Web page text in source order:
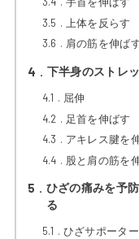
3.5 上体を反らす
3.6 肩の筋を伸ば
4 下半身のストレ
4.1 屈伸
4.2 足首を伸ばす
4.3 アキレス腱を
4.4 股と肩の筋を
5
ひざの痛みを予
る
5.1
ひざサポータ